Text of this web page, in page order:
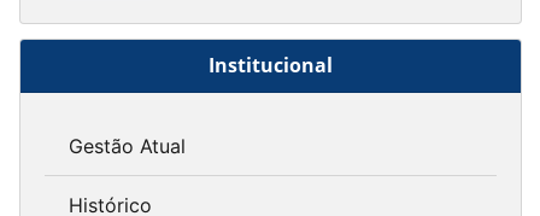
Institucional
Gestão Atual
Histórico